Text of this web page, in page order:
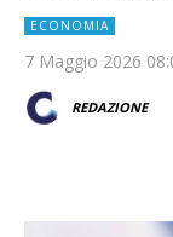
ECONOMIA
7 Maggio 2026
REDAZIONE